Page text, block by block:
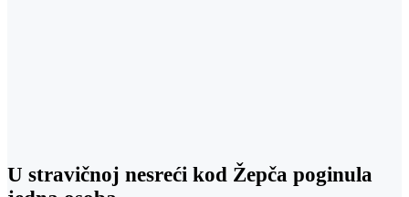
U stravičnoj nesreći kod Žepča poginula